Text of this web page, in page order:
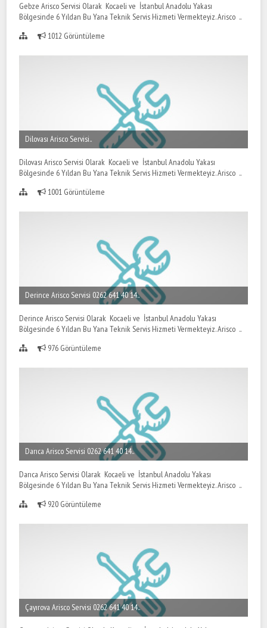
Gebze Arisco Servisi Olarak Kocaeli ve İstanbul Anadolu Yakası
Bölgesinde 6 Yıldan Bu Yana Teknik Servis Hizmeti Vermekteyiz. Arisco ..
1012 Görüntüleme
Dilovası Arisco Servisi..
Dilovası Arisco Servisi Olarak Kocaeli ve İstanbul Anadolu Yakası
Bölgesinde 6 Yıldan Bu Yana Teknik Servis Hizmeti Vermekteyiz. Arisco ..
1001 Görüntüleme
Derince Arisco Servisi 0262 641 40 14..
Derince Arisco Servisi Olarak Kocaeli ve İstanbul Anadolu Yakası
Bölgesinde 6 Yıldan Bu Yana Teknik Servis Hizmeti Vermekteyiz. Arisco ..
976 Görüntüleme
Darıca Arisco Servisi 0262 641 40 14..
Darıca Arisco Servisi Olarak Kocaeli ve İstanbul Anadolu Yakası
Bölgesinde 6 Yıldan Bu Yana Teknik Servis Hizmeti Vermekteyiz. Arisco ..
920 Görüntüleme
Çayırova Arisco Servisi 0262 641 40 14..